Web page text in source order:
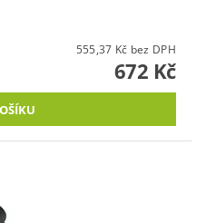
555,37 Kč bez DPH
672 Kč